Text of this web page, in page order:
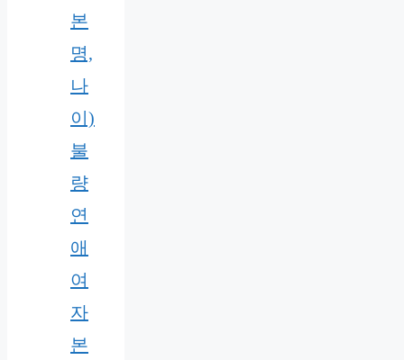
본
명,
나
이)
불
량
연
애
여
자
본